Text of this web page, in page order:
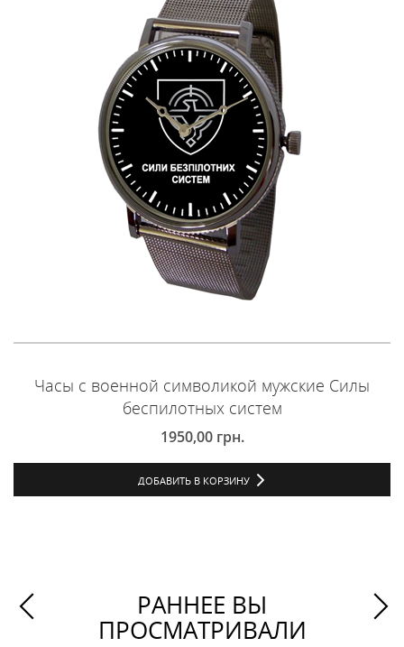
Часы с военной символикой мужские Силы
беспилотных систем
1950,00 грн.
ДОБАВИТЬ В КОРЗИНУ
РАННЕЕ ВЫ
ПРОСМАТРИВАЛИ